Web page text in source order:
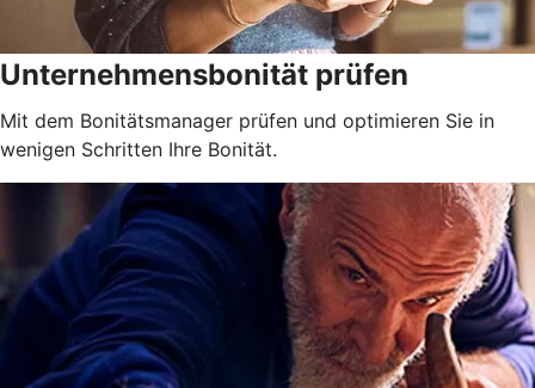
Unternehmensbonität prüfen
Mit dem Bonitätsmanager prüfen und optimieren Sie in
wenigen Schritten Ihre Bonität.